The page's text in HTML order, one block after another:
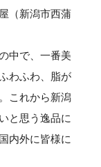
（新潟市西蒲
中で、一番美
わふわ、脂が
これから新潟
と思う逸品に
内外に皆様に